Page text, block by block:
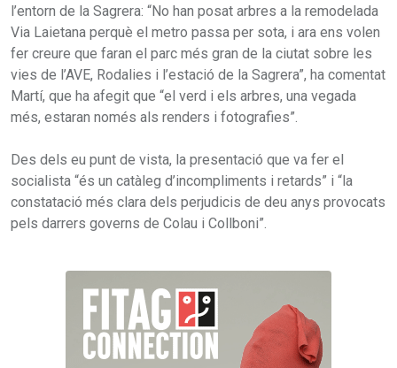
l’entorn de la Sagrera: “No han posat arbres a la remodelada
Via Laietana perquè el metro passa per sota, i ara ens volen
fer creure que faran el parc més gran de la ciutat sobre les
vies de l’AVE, Rodalies i l’estació de la Sagrera”, ha comentat
Martí, que ha afegit que “el verd i els arbres, una vegada
més, estaran només als renders i fotografies”.
Des dels eu punt de vista, la presentació que va fer el
socialista “és un catàleg d’incompliments i retards” i “la
constatació més clara dels perjudicis de deu anys provocats
pels darrers governs de Colau i Collboni”.